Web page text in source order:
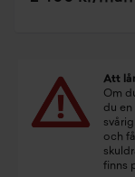
Att
Om
du en
och
finns